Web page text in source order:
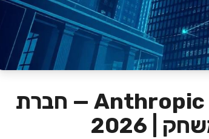
Anthropic + Blackstone + Goldman Sachs — חברת